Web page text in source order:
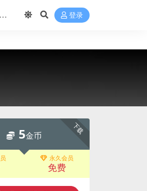
登录
下载
5金币
永久会员
免费